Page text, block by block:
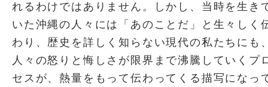
れるわけではありません。しかし、当時を生き
いた沖縄の人々には「あのことだ」と生々しく
わり、歴史を詳しく知らない現代の私たちにも
人々の怒りと悔しさが限界まで沸騰していくプ
セスが、熱量をもって伝わってくる描写になっ